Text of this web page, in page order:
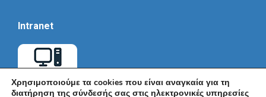
Intranet
Χρησιμοποιούμε τα cookies που είναι αναγκαία για τη
διατήρηση της σύνδεσής σας στις ηλεκτρονικές υπηρεσίες